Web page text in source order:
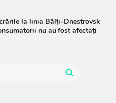
la linia Bălți–Dnestrovsk
nu au fost afectați